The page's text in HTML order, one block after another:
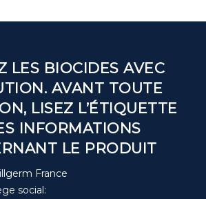
LES BIOCIDES AVEC
AVANT TOUTE
LISEZ L’ÉTIQUETTE
INFORMATIONS
LE PRODUIT
France
social: